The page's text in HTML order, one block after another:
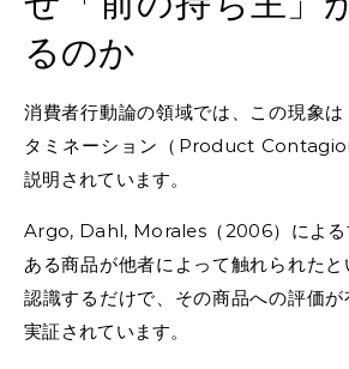
るのか
消費者行動論の領域では、この現象
タミネーション（Product
説明されています。
Argo, Dahl, Morales（2006）による
ある商品が他者によって触れられた
認識するだけで、その商品への評価
実証されています。